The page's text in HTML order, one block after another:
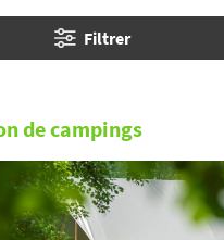
Filtrer
de campings